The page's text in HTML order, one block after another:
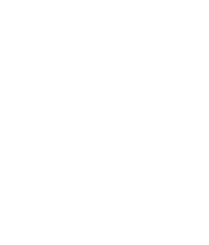
che si riempia la pressa
10% di uva, si forma un
al canale del succo
al succo di essere filtrato in
il panetto. Questo design
a cestello, con tutti i
a 360 gradi offre una
del succo, che si
più rapida, con una
rispetto a una pressa a
la pressatura, gli acini